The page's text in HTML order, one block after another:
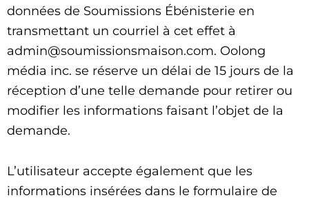
données de Soumissions Ébénisterie en
transmettant un courriel à cet effet à
admin@soumissionsmaison.com. Oolong
média inc. se réserve un délai de 15 jours de la
réception d’une telle demande pour retirer ou
modifier les informations faisant l’objet de la
demande.
L’utilisateur accepte également que les
informations insérées dans le formulaire de